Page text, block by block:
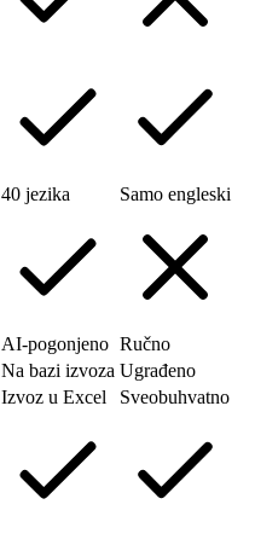
40 jezika Samo engleski
AI-pogonjeno Ručno
Na bazi izvoza Ugrađeno
Izvoz u Excel Sveobuhvatno